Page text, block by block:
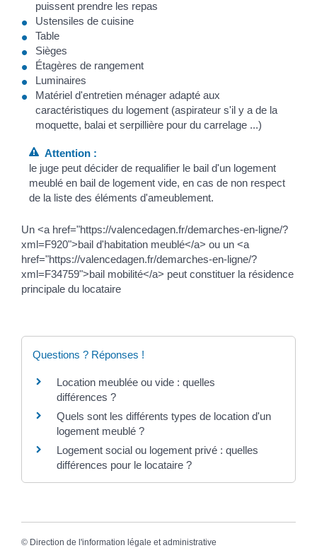
puissent prendre les repas
Ustensiles de cuisine
Table
Sièges
Étagères de rangement
Luminaires
Matériel d'entretien ménager adapté aux
caractéristiques du logement (aspirateur s'il y a de la
moquette, balai et serpillière pour du carrelage ...)
Attention :
le juge peut décider de requalifier le bail d'un logement
meublé en bail de logement vide, en cas de non respect
de la liste des éléments d'ameublement.
Un <a href="https://valencedagen.fr/demarches-en-ligne/?
xml=F920">bail d'habitation meublé</a> ou un <a
href="https://valencedagen.fr/demarches-en-ligne/?
xml=F34759">bail mobilité</a> peut constituer la résidence
principale du locataire
Questions ? Réponses !
Location meublée ou vide : quelles
différences ?
Quels sont les différents types de location d'un
logement meublé ?
Logement social ou logement privé : quelles
différences pour le locataire ?
© Direction de l'information légale et administrative